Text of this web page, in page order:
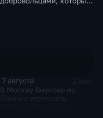
7 августа
В Москву Внуково из